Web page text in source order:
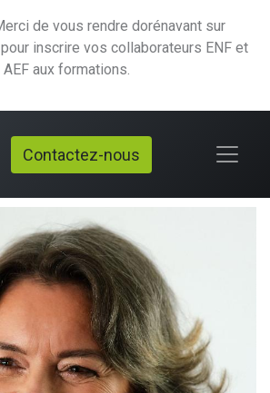
de vous rendre dorénavant sur
pour inscrire vos collaborateurs ENF et
AEF aux formations.
Contactez-nous